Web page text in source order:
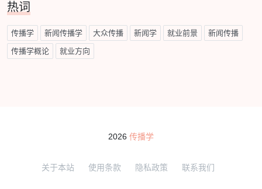
热词
传播学 新闻传播学 大众传播 新闻学 就业前景 新闻传播
传播学概论 就业方向
2026 传播学
关于本站 使用条款 隐私政策 联系我们